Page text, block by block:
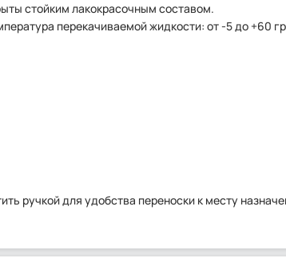
стойким лакокрасочным составом.
перекачиваемой жидкости: от -5 до +60
ручкой для удобства переноски к месту